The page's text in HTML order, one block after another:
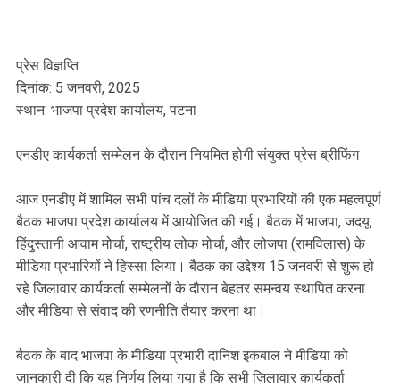
प्रेस विज्ञप्ति
दिनांक: 5 जनवरी, 2025
स्थान: भाजपा प्रदेश कार्यालय, पटना
एनडीए कार्यकर्ता सम्मेलन के दौरान नियमित होगी संयुक्त प्रेस ब्रीफिंग
आज एनडीए में शामिल सभी पांच दलों के मीडिया प्रभारियों की एक महत्वपूर्ण
बैठक भाजपा प्रदेश कार्यालय में आयोजित की गई। बैठक में भाजपा, जदयू,
हिंदुस्तानी आवाम मोर्चा, राष्ट्रीय लोक मोर्चा, और लोजपा (रामविलास) के
मीडिया प्रभारियों ने हिस्सा लिया। बैठक का उद्देश्य 15 जनवरी से शुरू हो
रहे जिलावार कार्यकर्ता सम्मेलनों के दौरान बेहतर समन्वय स्थापित करना
और मीडिया से संवाद की रणनीति तैयार करना था।
बैठक के बाद भाजपा के मीडिया प्रभारी दानिश इकबाल ने मीडिया को
जानकारी दी कि यह निर्णय लिया गया है कि सभी जिलावार कार्यकर्ता